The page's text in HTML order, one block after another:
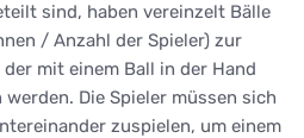
sind, haben vereinzelt Bälle
/ Anzahl der Spieler) zur
mit einem Ball in der Hand
Die Spieler müssen sich
zuspielen, um einem